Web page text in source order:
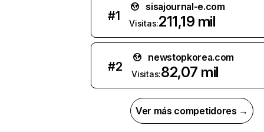
#1
sisajournal-e.com
Visitas:211,19 mil
#2
newstopkorea.com
Visitas:82,07 mil
Ver más competidores →